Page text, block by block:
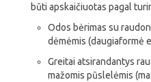
būti apskaičiuotas pagal
Odos bėrimas su
dėmėmis (daugiaformė
Greitai atsirandantys
mažomis pūslelėmis